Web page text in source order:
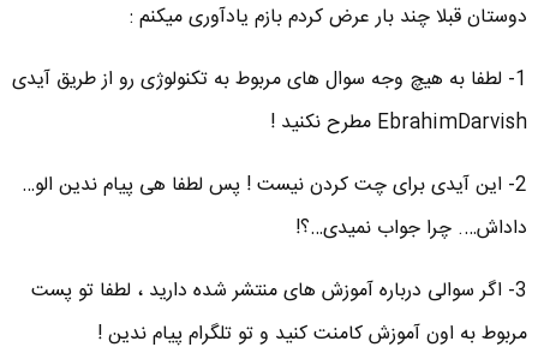
دوستان قبلا چند بار عرض کردم بازم یادآوری میکنم :
1- لطفا به هیچ وجه سوال های مربوط به تکنولوژی رو از طریق آیدی
EbrahimDarvish مطرح نکنید !
2- این آیدی برای چت کردن نیست ! پس لطفا هی پیام ندین الو…
داداش…. چرا جواب نمیدی…؟!
3- اگر سوالی درباره آموزش های منتشر شده دارید ، لطفا تو پست
مربوط به اون آموزش کامنت کنید و تو تلگرام پیام ندین !